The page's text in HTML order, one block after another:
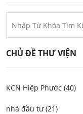
CHỦ ĐỀ THƯ VIỆN
KCN Hiệp Phước (40)
nhà đầu tư (21)